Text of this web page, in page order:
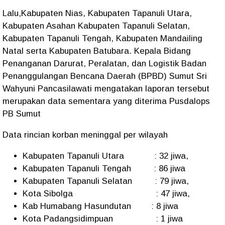
Lalu,Kabupaten Nias, Kabupaten Tapanuli Utara,
Kabupaten Asahan Kabupaten Tapanuli Selatan,
Kabupaten Tapanuli Tengah, Kabupaten Mandailing
Natal serta Kabupaten Batubara. Kepala Bidang
Penanganan Darurat, Peralatan, dan Logistik Badan
Penanggulangan Bencana Daerah (BPBD) Sumut Sri
Wahyuni Pancasilawati mengatakan laporan tersebut
merupakan data sementara yang diterima Pusdalops
PB Sumut
Data rincian korban meninggal per wilayah
Kabupaten Tapanuli Utara
: 32 jiwa,
Kabupaten Tapanuli Tengah
: 86 jiwa
Kabupaten Tapanuli Selatan
: 79 jiwa,
Kota Sibolga
: 47 jiwa,
Kab Humabang Hasundutan
: 8 jiwa
Kota Padangsidimpuan
: 1 jiwa